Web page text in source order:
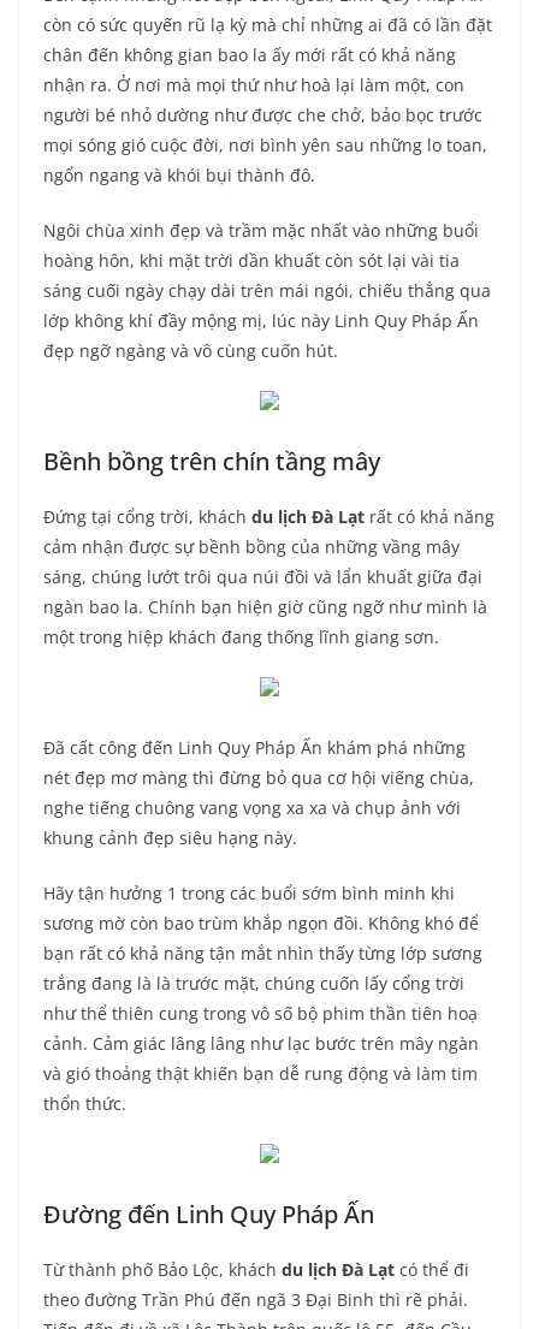
còn có sức quyến rũ lạ kỳ mà chỉ những ai đã có lần đặt
chân đến không gian bao la ấy mới rất có khả năng
nhận ra. Ở nơi mà mọi thứ như hoà lại làm một, con
người bé nhỏ dường như được che chở, bảo bọc trước
mọi sóng gió cuộc đời, nơi bình yên sau những lo toan,
ngổn ngang và khói bụi thành đô.
Ngôi chùa xinh đẹp và trầm mặc nhất vào những buổi
hoàng hôn, khi mặt trời dần khuất còn sót lại vài tia
sáng cuối ngày chạy dài trên mái ngói, chiếu thẳng qua
lớp không khí đầy mộng mị, lúc này Linh Quy Pháp Ấn
đẹp ngỡ ngàng và vô cùng cuốn hút.
Bềnh bồng trên chín tầng mây
Đứng tại cổng trời, khách du lịch Đà Lạt rất có khả năng
cảm nhận được sự bềnh bồng của những vầng mây
sáng, chúng lướt trôi qua núi đồi và lẩn khuất giữa đại
ngàn bao la. Chính bạn hiện giờ cũng ngỡ như mình là
một trong hiệp khách đang thống lĩnh giang sơn.
Đã cất công đến Linh Quy Pháp Ấn khám phá những
nét đẹp mơ màng thì đừng bỏ qua cơ hội viếng chùa,
nghe tiếng chuông vang vọng xa xa và chụp ảnh với
khung cảnh đẹp siêu hạng này.
Hãy tận hưởng 1 trong các buổi sớm bình minh khi
sương mờ còn bao trùm khắp ngọn đồi. Không khó để
bạn rất có khả năng tận mắt nhìn thấy từng lớp sương
trắng đang là là trước mặt, chúng cuốn lấy cổng trời
như thể thiên cung trong vô số bộ phim thần tiên hoạ
cảnh. Cảm giác lâng lâng như lạc bước trên mây ngàn
và gió thoảng thật khiến bạn dễ rung động và làm tim
thổn thức.
Đường đến Linh Quy Pháp Ấn
Từ thành phố Bảo Lộc, khách du lịch Đà Lạt có thể đi
theo đường Trần Phú đến ngã 3 Đại Binh thì rẽ phải.